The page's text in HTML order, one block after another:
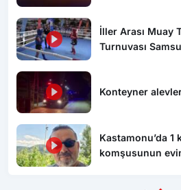
İller Arası Muay
Turnuvası
Konteyner
Kastamonu’da
komşusununYükleniyor...